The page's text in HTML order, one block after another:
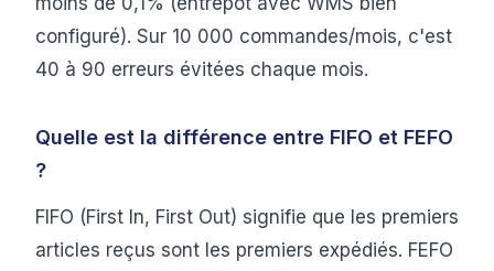
configuré). Sur 10 000 commandes/mois, c'est
40 à 90 erreurs évitées chaque mois.
Quelle est la différence entre FIFO et FEFO
?
FIFO (First In, First Out) signifie que les premiers
articles reçus sont les premiers expédiés. FEFO